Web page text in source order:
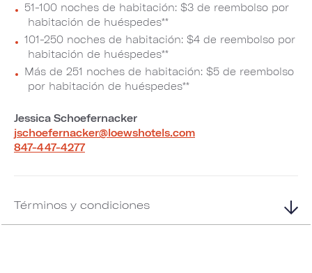
51-100 noches de habitación: $3 de reembolso por
habitación de huéspedes**
101-250 noches de habitación: $4 de reembolso por
habitación de huéspedes**
Más de 251 noches de habitación: $5 de reembolso
por habitación de huéspedes**
Jessica Schoefernacker
jschoefernacker@loewshotels.com
847-447-4277
Términos y condiciones